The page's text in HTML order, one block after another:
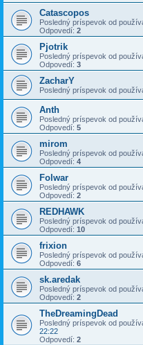
Catascopos
Posledný príspevok od
Odpovedí: 2
Pjotrik
Posledný príspevok od
Odpovedí: 3
ZacharY
Posledný príspevok od
Anth
Posledný príspevok od
Odpovedí: 5
mirom
Posledný príspevok od
Odpovedí: 4
Folwar
Posledný príspevok od
Odpovedí: 2
REDHAWK
Posledný príspevok od
Odpovedí: 10
frixion
Posledný príspevok od
Odpovedí: 6
sk.aredak
Posledný príspevok od
Odpovedí: 2
TheDreamingDead
Posledný príspevok od
22:22
Odpovedí: 2